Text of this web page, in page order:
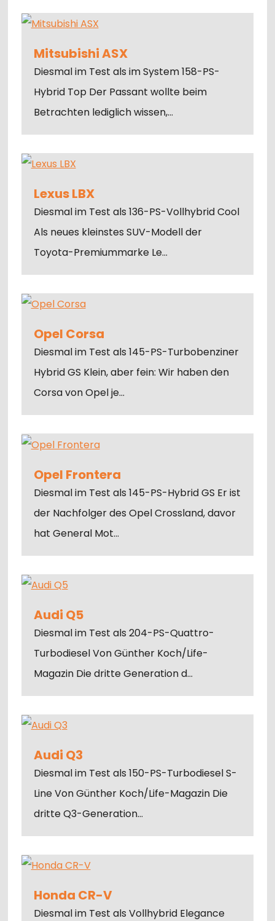
Mitsubishi ASX
Diesmal im Test als im System 158-PS-
Hybrid Top Der Passant wollte beim
Betrachten lediglich wissen,…
Lexus LBX
Diesmal im Test als 136-PS-Vollhybrid Cool
Als neues kleinstes SUV-Modell der
Toyota-Premiummarke Le…
Opel Corsa
Diesmal im Test als 145-PS-Turbobenziner
Hybrid GS Klein, aber fein: Wir haben den
Corsa von Opel je…
Opel Frontera
Diesmal im Test als 145-PS-Hybrid GS Er ist
der Nachfolger des Opel Crossland, davor
hat General Mot…
Audi Q5
Diesmal im Test als 204-PS-Quattro-
Turbodiesel Von Günther Koch/Life-
Magazin Die dritte Generation d…
Audi Q3
Diesmal im Test als 150-PS-Turbodiesel S-
Line Von Günther Koch/Life-Magazin Die
dritte Q3-Generation…
Honda CR-V
Diesmal im Test als Vollhybrid Elegance